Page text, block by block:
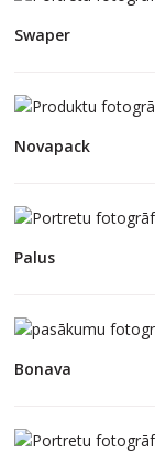
Swaper
Novapack
Palus
Bonava